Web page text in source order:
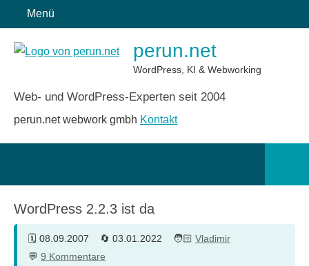
Inhalt
springen
Menü
perun.net
WordPress, KI & Webworking
Web- und WordPress-Experten seit 2004
perun.net webwork gmbh Kontakt
WordPress 2.2.3 ist da
08.09.2007 03.01.2022
Vladimir
9 Kommentare